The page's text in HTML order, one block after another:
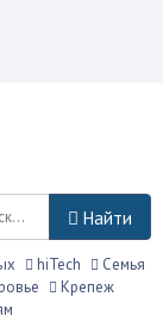
Найти
hiTech
Семья
Крепеж